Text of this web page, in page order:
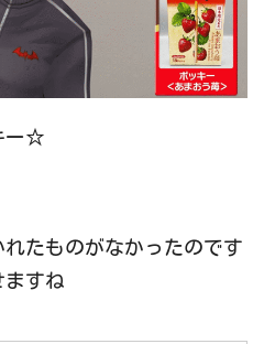
ー☆
たものがなかったのです
すね